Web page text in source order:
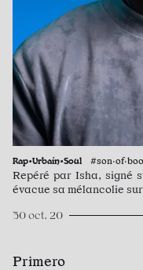
Rap•Urbain•Soul
Repéré par Isha, signé
évacue sa mélancolie
30 oct. 20
Primero